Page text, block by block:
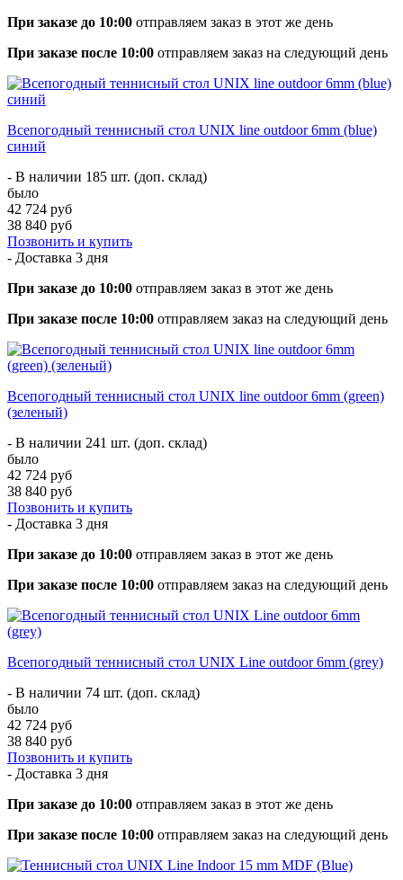
При заказе до 10:00 отправляем заказ в этот же день
При заказе после 10:00 отправляем заказ на следующий день
Всепогодный теннисный стол UNIX line outdoor 6mm (blue)
синий
- В наличии 185 шт. (доп. склад)
было
42 724 руб
38 840 руб
Позвонить и купить
- Доставка 3 дня
При заказе до 10:00 отправляем заказ в этот же день
При заказе после 10:00 отправляем заказ на следующий день
Всепогодный теннисный стол UNIX line outdoor 6mm (green)
(зеленый)
- В наличии 241 шт. (доп. склад)
было
42 724 руб
38 840 руб
Позвонить и купить
- Доставка 3 дня
При заказе до 10:00 отправляем заказ в этот же день
При заказе после 10:00 отправляем заказ на следующий день
Всепогодный теннисный стол UNIX Line outdoor 6mm (grey)
- В наличии 74 шт. (доп. склад)
было
42 724 руб
38 840 руб
Позвонить и купить
- Доставка 3 дня
При заказе до 10:00 отправляем заказ в этот же день
При заказе после 10:00 отправляем заказ на следующий день